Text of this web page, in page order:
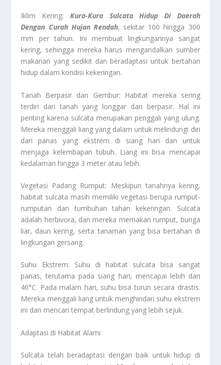
Iklim Kering: Kura-Kura Sulcata Hidup Di Daerah
Dengan Curah Hujan Rendah, sekitar 100 hingga 300
mm per tahun. Ini membuat lingkungannya sangat
kering, sehingga mereka harus mengandalkan sumber
makanan yang sedikit dan beradaptasi untuk bertahan
hidup dalam kondisi kekeringan.
Tanah Berpasir dan Gembur: Habitat mereka sering
terdiri dari tanah yang longgar dan berpasir. Hal ini
penting karena sulcata merupakan penggali yang ulung.
Mereka menggali liang yang dalam untuk melindungi diri
dari panas yang ekstrem di siang hari dan untuk
menjaga kelembapan tubuh. Liang ini bisa mencapai
kedalaman hingga 3 meter atau lebih.
Vegetasi Padang Rumput: Meskipun tanahnya kering,
habitat sulcata masih memiliki vegetasi berupa rumput-
rumputan dan tumbuhan tahan kekeringan. Sulcata
adalah herbivora, dan mereka memakan rumput, bunga
liar, daun kering, serta tanaman yang bisa bertahan di
lingkungan gersang.
Suhu Ekstrem: Suhu di habitat sulcata bisa sangat
panas, terutama pada siang hari, mencapai lebih dari
40°C. Pada malam hari, suhu bisa turun secara drastis.
Mereka menggali liang untuk menghindari suhu ekstrem
ini dan mencari tempat berlindung yang lebih sejuk.
Adaptasi di Habitat Alami
Sulcata telah beradaptasi dengan baik untuk hidup di